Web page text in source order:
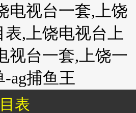
电视台一套,上饶
,上饶电视台上
视台一套,上饶一
ag捕鱼王
表